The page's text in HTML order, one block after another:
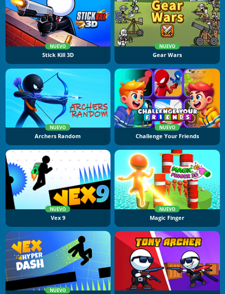
NUEVO
Stick Kill 3D
NUEVO
Gear Wars
NUEVO
Archers Random
NUEVO
Challenge Your Friends
NUEVO
Vex 9
NUEVO
Magic Finger
NUEVO